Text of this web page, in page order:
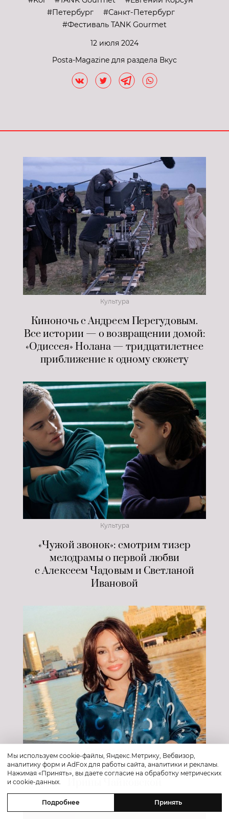
Петербург
Санкт-Петербург
Фестиваль TANK Gourmet
12 июля 2024
Posta-Magazine для раздела Вкус
Культура
Киноночь с Андреем Перегудовым.
Все истории — о возвращении домой:
«Одиссея» Нолана — тридцатилетнее
приближение к одному сюжету
Культура
«Чужой звонок»: смотрим тизер
мелодрамы о первой любви
с Алексеем Чадовым и Светланой
Ивановой
Светский бэкстейдж: день рождения
Мы используем cookie-файлы, Яндекс.Метрику, Вебвизор,
аналитику форм и AdFox для работы сайта, аналитики и рекламы.
Нажимая «Принять», вы даете согласие на обработку метрических
и cookie-данных.
Подробнее Принять